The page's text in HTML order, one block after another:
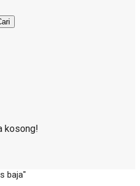
kosong!
baja"